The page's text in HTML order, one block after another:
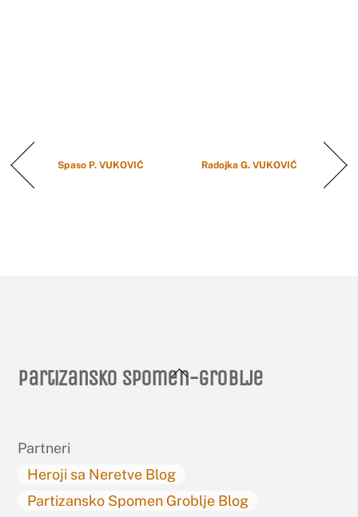
Spaso P. VUKOVIĆ Radojka G. VUKOVIĆ
Back
Partizansko spomen-groblje
Partneri
Heroji sa Neretve Blog
Partizansko Spomen Groblje Blog